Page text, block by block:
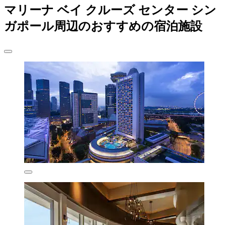
マリーナ ベイ クルーズ センター シン
ガポール周辺のおすすめの宿泊施設